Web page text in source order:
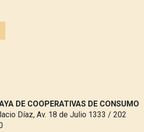
DE COOPERATIVAS DE CONSUMO
Díaz, Av. 18 de Julio 1333 / 202